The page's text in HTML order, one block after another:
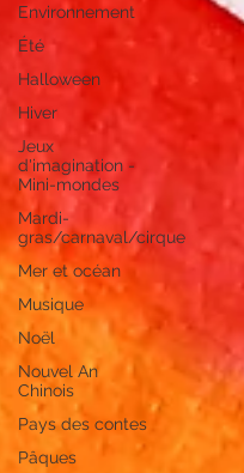
Environnement
Été
Halloween
Hiver
Jeux
d'imagination -
Mini-mondes
Mardi-
gras/carnaval/cirque
Mer et océan
Musique
Noël
Nouvel An
Chinois
Pays des contes
Pâques